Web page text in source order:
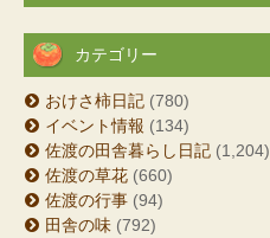
カテゴリー
おけさ柿日記 (780)
イベント情報 (134)
佐渡の田舎暮らし日記 (1,204)
佐渡の草花 (660)
佐渡の行事 (94)
田舎の味 (792)